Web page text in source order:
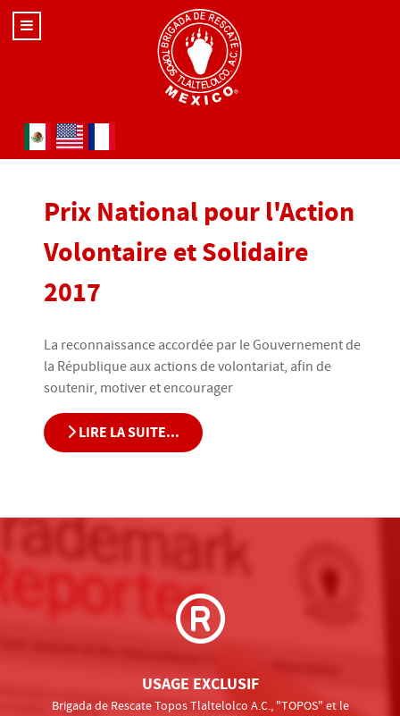
Sélectionnez votre langue
Prix National pour l'Action
Volontaire et Solidaire
2017
La reconnaissance accordée par le Gouvernement de
la République aux actions de volontariat, afin de
soutenir, motiver et encourager
LIRE LA SUITE...
USAGE EXCLUSIF
Brigada de Rescate Topos Tlaltelolco A.C., "TOPOS" et le